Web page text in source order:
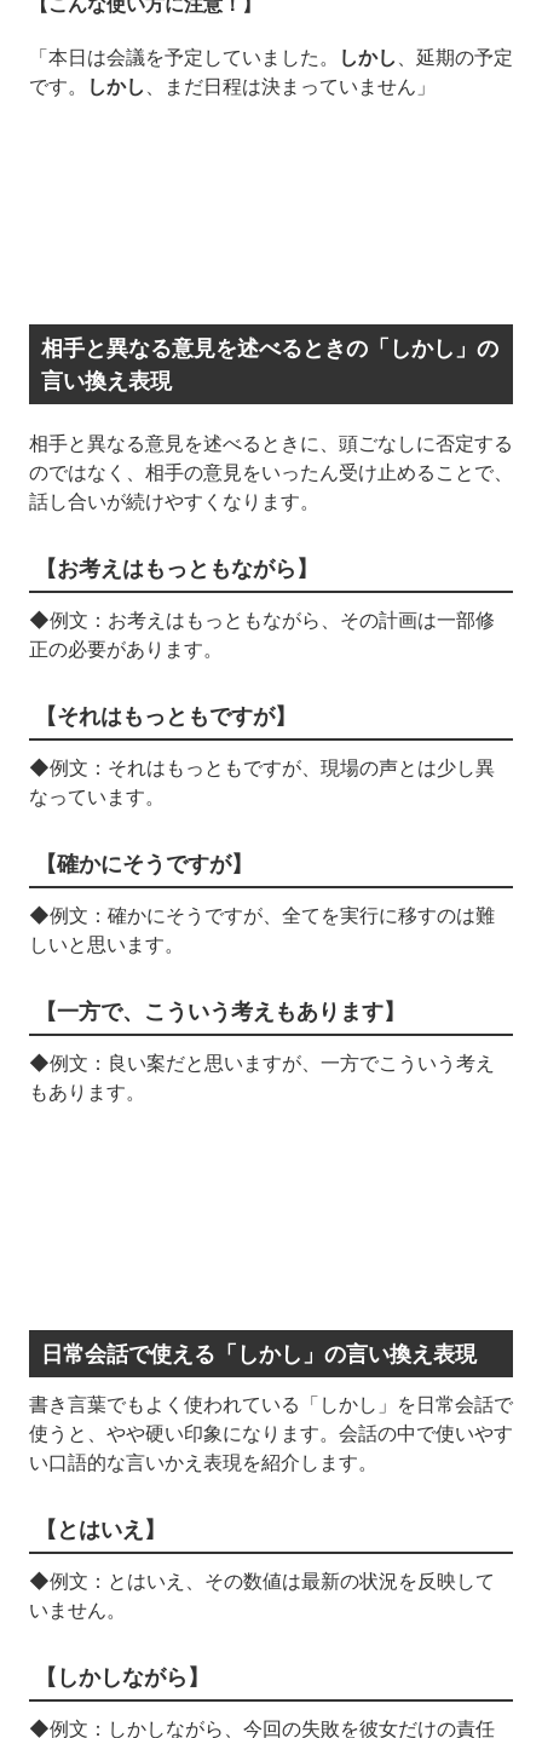
「本日は会議を予定していました。 しかし 、延期の予定
です。
しかし 、まだ日程は決まっていません」
相手と異なる意見を述べるときの「しかし」の
言い換え表現
相手と異なる意見を述べるときに、頭ごなしに否定する
のではなく、相手の意見をいったん受け止めることで、
話し合いが続けやすくなります。
【お考えはもっともながら】
◆例文：お考えはもっともながら、その計画は一部修
正の必要があります。
【それはもっともですが】
◆例文：それはもっともですが、現場の声とは少し異
なっています。
【確かにそうですが】
◆例文：確かにそうですが、全てを実行に移すのは難
しいと思います。
【一方で、こういう考えもあります】
◆例文：良い案だと思いますが、一方でこういう考え
もあります。
日常会話で使える「しかし」の言い換え表現
書き言葉でもよく使われている「しかし」を日常会話で
使うと、やや硬い印象になります。会話の中で使いやす
い口語的な言いかえ表現を紹介します。
【とはいえ】
◆例文：とはいえ、その数値は最新の状況を反映して
いません。
【しかしながら】
◆例文：しかしながら、今回の失敗を彼女だけの責任